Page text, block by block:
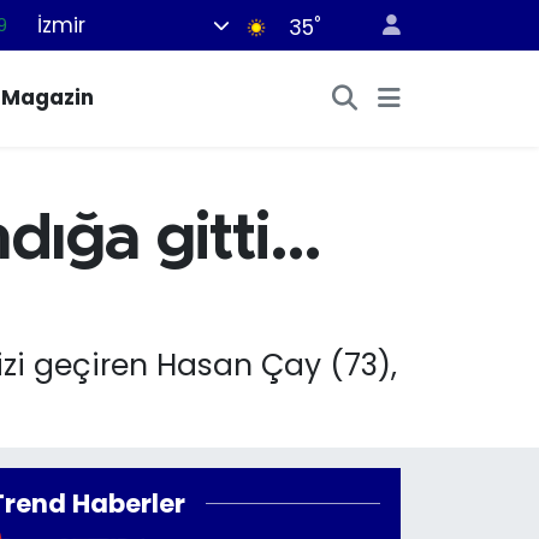
İzmir 35°
Magazin
gitti...
geçiren Hasan Çay (73),
Haberler